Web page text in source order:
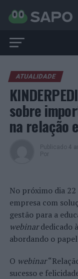
ATUALIDADE
sobre
na relação
Publicado 4
Por
No próximo dia 22
empresa com
gestão para a
webinardedicado
abordando o
O webinar
sucesso e